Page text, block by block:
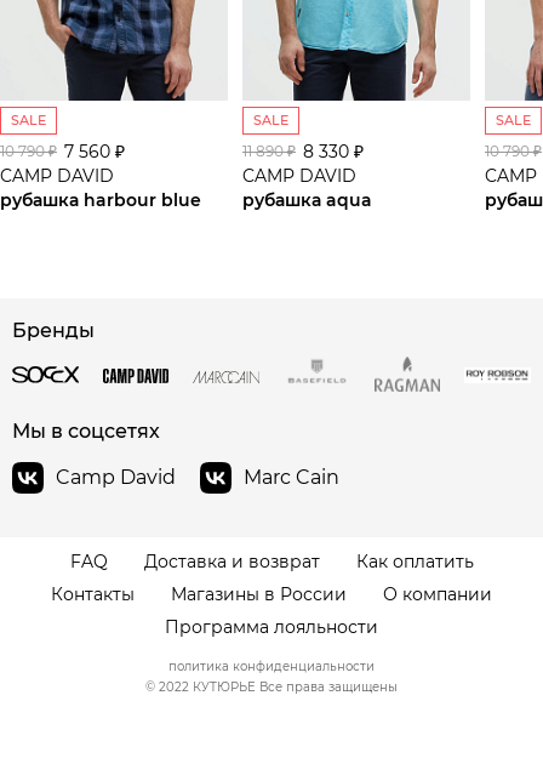
SALE
10 790 ₽ 7 560 ₽
CAMP DAVID
рубашка harbour blue
SALE
11 890 ₽ 8 330 ₽
CAMP DAVID
рубашка aqua
SALE
10 790 ₽
CAMP
Бренды
Мы в соцсетях
Camp David
Marc Cain
FAQ Доставка и возврат
Как оплатить
Контакты
Магазины в России
О компании
Программа лояльности
© 2022 КУТЮРЬЕ Все права защищены
политика конфиденциальности